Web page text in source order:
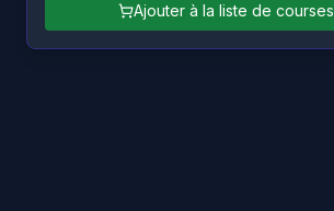
Ajouter à la liste de courses